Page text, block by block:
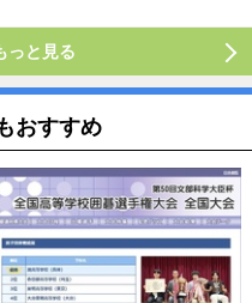
っと見る
おすすめ